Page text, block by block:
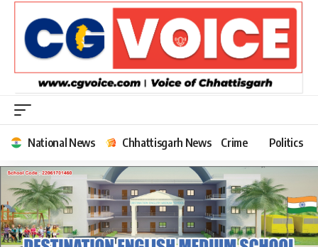
National News Chhattisgarh News Crime Politics